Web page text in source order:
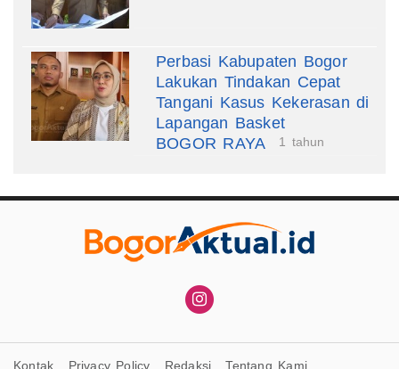
Perbasi Kabupaten Bogor
Lakukan Tindakan Cepat
Tangani Kasus Kekerasan di
Lapangan Basket
BOGOR RAYA
1 tahun
Kontak Privacy Policy Redaksi Tentang Kami